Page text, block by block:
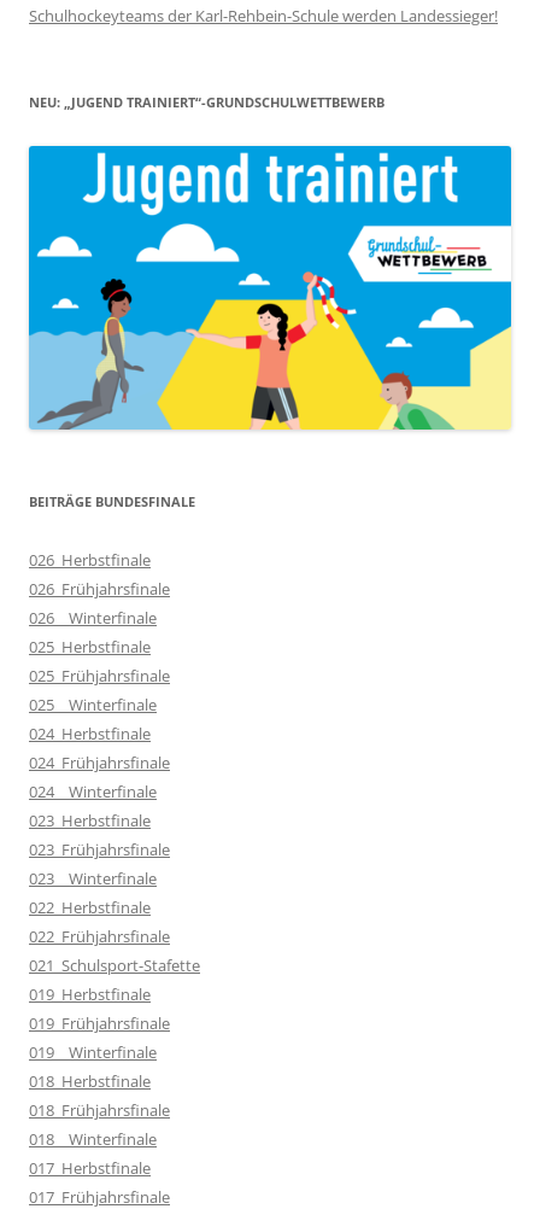
Schulhockeyteams der Karl-Rehbein-Schule werden Landessieger!
NEU: „JUGEND TRAINIERT“-GRUNDSCHULWETTBEWERB
BEITRÄGE BUNDESFINALE
026_Herbstfinale
026_Frühjahrsfinale
026__Winterfinale
025_Herbstfinale
025_Frühjahrsfinale
025__Winterfinale
024_Herbstfinale
024_Frühjahrsfinale
024__Winterfinale
023_Herbstfinale
023_Frühjahrsfinale
023__Winterfinale
022_Herbstfinale
022_Frühjahrsfinale
021_Schulsport-Stafette
019_Herbstfinale
019_Frühjahrsfinale
019__Winterfinale
018_Herbstfinale
018_Frühjahrsfinale
018__Winterfinale
017_Herbstfinale
017_Frühjahrsfinale